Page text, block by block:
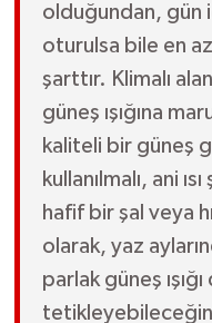
olduğundan, gün
oturulsa bile en
şarttır. Klimalı
güneş ışığına
kaliteli bir güneş
kullanılmalı, ani
hafif bir şal veya
olarak, yaz
parlak güneş ışığı